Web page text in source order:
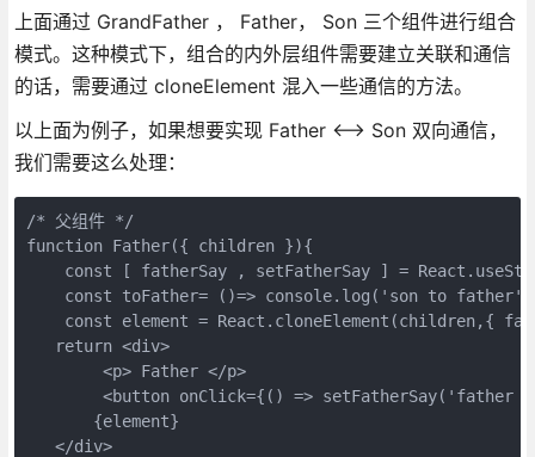
上面通过 GrandFather ， Father， Son 三个组件进行组合
模式。这种模式下，组合的内外层组件需要建立关联和通信
的话，需要通过 cloneElement 混入一些通信的方法。
以上面为例子，如果想要实现 Father <——> Son 双向通信，
我们需要这么处理：
/* 父组件 */
function Father({ children }){
const [ fatherSay , setFatherSay ] =
    const toFather= ()=> console.log('son to father')
const element = React.cloneElement(children,{
   return <div>
        <p> Father </p>
<button onClick={() => setFatherSay('father
       {element}
   </div>